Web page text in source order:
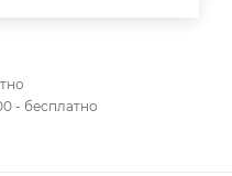
- бесплатно